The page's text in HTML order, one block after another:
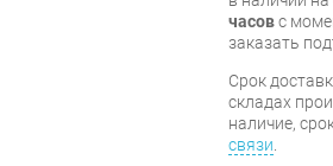
часовс
заказать
Срок
складах
наличие,
связи.